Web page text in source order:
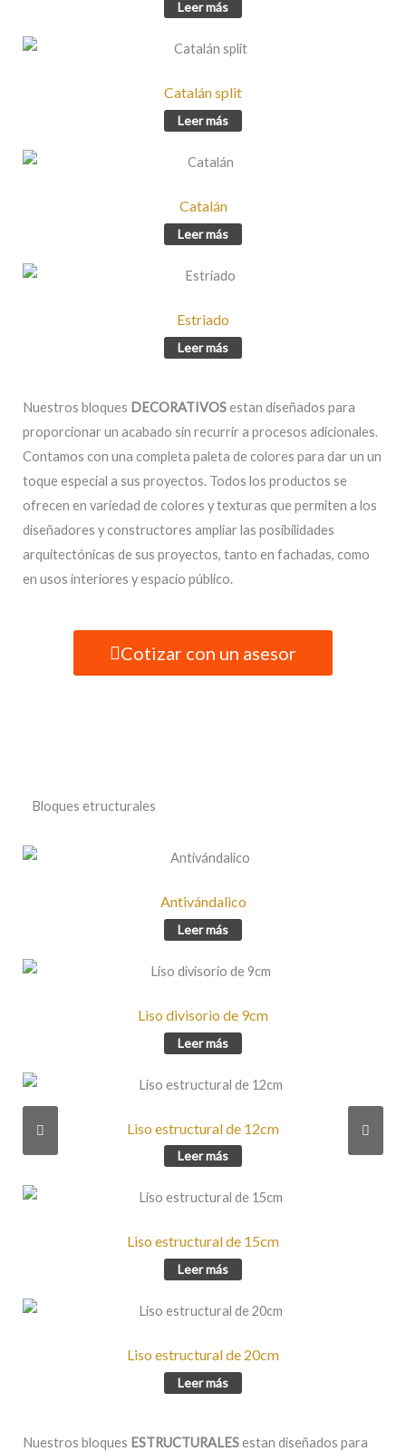
Leer más
Catalán split
Leer más
Catalán
Leer más
Estriado
Leer más
Nuestros bloques DECORATIVOSestan diseñados para
proporcionar un acabado sin recurrir a procesos adicionales.
Contamos con una completa paleta de colores para dar un un
toque especial a sus proyectos. Todos los productos se
ofrecen en variedad de colores y texturas que permiten a los
diseñadores y constructores ampliar las posibilidades
arquitectónicas de sus proyectos, tanto en fachadas, como
en usos interiores y espacio público.
Cotizar con un asesor
Bloques etructurales
Antivándalico
Leer más
Liso divisorio de 9cm
Leer más
Liso estructural de 12cm
Leer más
Liso estructural de 15cm
Leer más
Liso estructural de 20cm
Leer más
Nuestros bloques ESTRUCTURALESestan diseñados para